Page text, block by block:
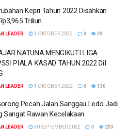
Kepri Tahun 2022 Disahkan
Triliun
LEADER 1 OKTOBER 2022 0 39
NATUNA MENGIKUTI LIGA
PIALA KASAD TAHUN 2022 DiI
LEADER 1 OKTOBER 2022 0 130
Pecah Jalan Sanggau Ledo Jadi
Sangat Rawan Kecelakaan
LEADER 30 SEPTEMBER 2022 0 233